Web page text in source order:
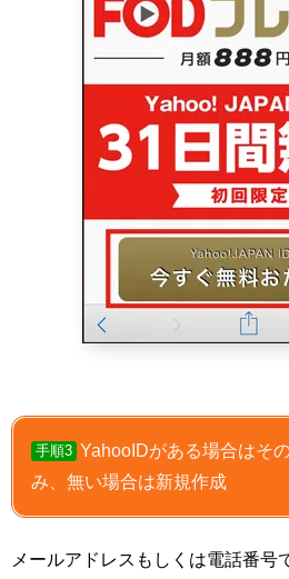
手順3 YahooIDがある場合はそ
み、無い場合は新規作成
メールアドレスもしくは電話番号